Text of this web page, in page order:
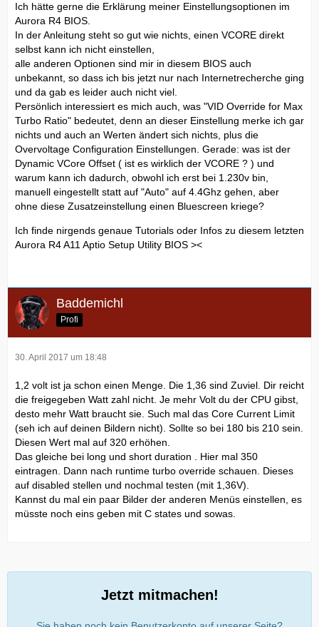
Ich hätte gerne die Erklärung meiner Einstellungsoptionen im
Aurora R4 BIOS.
In der Anleitung steht so gut wie nichts, einen VCORE direkt
selbst kann ich nicht einstellen,
alle anderen Optionen sind mir in diesem BIOS auch
unbekannt, so dass ich bis jetzt nur nach Internetrecherche ging
und da gab es leider auch nicht viel.
Persönlich interessiert es mich auch, was "VID Override for Max
Turbo Ratio" bedeutet, denn an dieser Einstellung merke ich gar
nichts und auch an Werten ändert sich nichts, plus die
Overvoltage Configuration Einstellungen. Gerade: was ist der
Dynamic VCore Offset ( ist es wirklich der VCORE ? ) und
warum kann ich dadurch, obwohl ich erst bei 1.230v bin,
manuell eingestellt statt auf "Auto" auf 4.4Ghz gehen, aber
ohne diese Zusatzeinstellung einen Bluescreen kriege?
Ich finde nirgends genaue Tutorials oder Infos zu diesem letzten
Aurora R4 A11 Aptio Setup Utility BIOS ><
Baddemichl
Profi
30. April 2017 um 18:48
1,2 volt ist ja schon einen Menge. Die 1,36 sind Zuviel. Dir reicht
die freigegeben Watt zahl nicht. Je mehr Volt du der CPU gibst,
desto mehr Watt braucht sie. Such mal das Core Current Limit
(seh ich auf deinen Bildern nicht). Sollte so bei 180 bis 210 sein.
Diesen Wert mal auf 320 erhöhen.
Das gleiche bei long und short duration . Hier mal 350
eintragen. Dann nach runtime turbo override schauen. Dieses
auf disabled stellen und nochmal testen (mit 1,36V).
Kannst du mal ein paar Bilder der anderen Menüs einstellen, es
müsste noch eins geben mit C states und sowas.
Jetzt mitmachen!